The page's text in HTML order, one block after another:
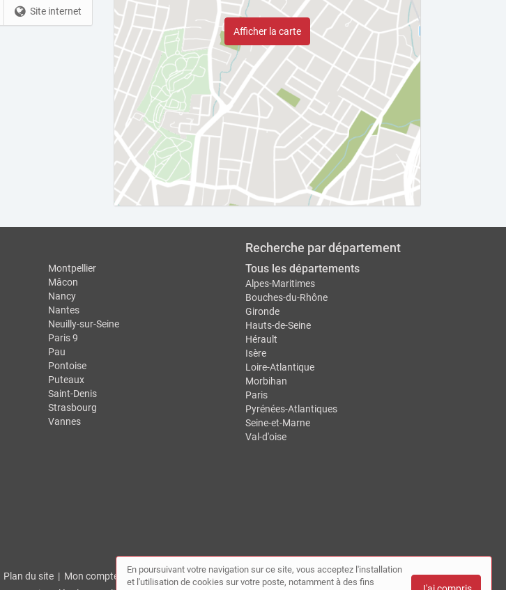
Site internet
Afficher la carte
Montpellier
Mâcon
Nancy
Nantes
Neuilly-sur-Seine
Paris 9
Pau
Pontoise
Puteaux
Saint-Denis
Strasbourg
Vannes
Recherche par département
Tous les départements
Alpes-Maritimes
Bouches-du-Rhône
Gironde
Hauts-de-Seine
Hérault
Isère
Loire-Atlantique
Morbihan
Paris
Pyrénées-Atlantiques
Seine-et-Marne
Val-d'oise
Plan du site| Mon compte |Contact
En poursuivant votre navigation sur ce site, vous acceptez l'installation
et l'utilisation de cookies sur votre poste, notamment à des fins